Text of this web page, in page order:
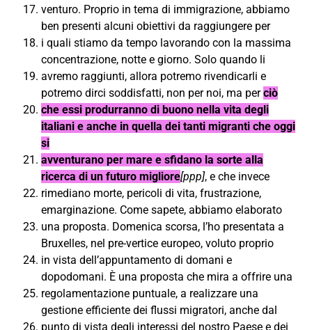
venturo. Proprio in tema di immigrazione, abbiamo
ben presenti alcuni obiettivi da raggiungere per
i quali stiamo da tempo lavorando con la massima
concentrazione, notte e giorno. Solo quando li
avremo raggiunti, allora potremo rivendicarli e
potremo dirci soddisfatti, non per noi, ma perciò
che essi produrranno di buono nella vita degli
italiani e anche in quella dei tanti migranti che oggi
si
avventurano per mare e sfidano la sorte alla
ricerca di un futuro migliore[ppp], e che invece
rimediano morte, pericoli di vita, frustrazione,
emarginazione. Come sapete, abbiamo elaborato
una proposta. Domenica scorsa, l’ho presentata a
Bruxelles, nel pre-vertice europeo, voluto proprio
in vista dell’appuntamento di domani e
dopodomani. È una proposta che mira a offrire una
regolamentazione puntuale, a realizzare una
gestione efficiente dei flussi migratori, anche dal
punto di vista degli interessi del nostro Paese e dei